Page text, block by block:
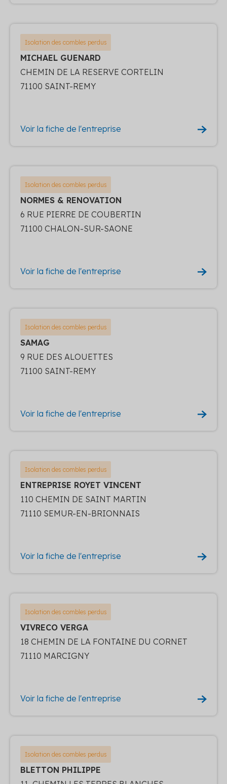
Isolation des combles perdus
MICHAEL GUENARD
CHEMIN DE LA RESERVE CORTELIN
71100 SAINT-REMY
Voir la fiche de l'entreprise
Isolation des combles perdus
NORMES & RENOVATION
6 RUE PIERRE DE COUBERTIN
71100 CHALON-SUR-SAONE
Voir la fiche de l'entreprise
Isolation des combles perdus
SAMAG
9 RUE DES ALOUETTES
71100 SAINT-REMY
Voir la fiche de l'entreprise
Isolation des combles perdus
ENTREPRISE ROYET VINCENT
110 CHEMIN DE SAINT MARTIN
71110 SEMUR-EN-BRIONNAIS
Voir la fiche de l'entreprise
Isolation des combles perdus
VIVRECO VERGA
18 CHEMIN DE LA FONTAINE DU CORNET
71110 MARCIGNY
Voir la fiche de l'entreprise
Isolation des combles perdus
BLETTON PHILIPPE